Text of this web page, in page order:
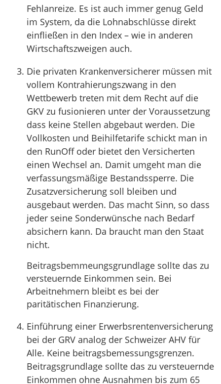
Fehlanreize. Es ist auch immer genug Geld
im System, da die Lohnabschlüsse direkt
einfließen in den Index – wie in anderen
Wirtschaftszweigen auch.
Die privaten Krankenversicherer müssen mit
vollem Kontrahierungszwang in den
Wettbewerb treten mit dem Recht auf die
GKV zu fusionieren unter der Voraussetzung
dass keine Stellen abgebaut werden. Die
Vollkosten und Beihilfetarife schickt man in
den RunOff oder bietet den Versicherten
einen Wechsel an. Damit umgeht man die
verfassungsmäßige Bestandssperre. Die
Zusatzversicherung soll bleiben und
ausgebaut werden. Das macht Sinn, so dass
jeder seine Sonderwünsche nach Bedarf
absichern kann. Da braucht man den Staat
nicht.
Beitragsbemmeungsgrundlage sollte das zu
versteuernde Einkommen sein. Bei
Arbeitnehmern bleibt es bei der
paritätischen Finanzierung.
Einführung einer Erwerbsrentenversicherung
bei der GRV analog der Schweizer AHV für
Alle. Keine beitragsbemessungsgrenzen.
Beitragsgrundlage sollte das zu versteuernde
Einkommen ohne Ausnahmen bis zum 65